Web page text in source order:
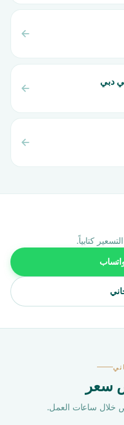
دبي
كتابياً.
سعر
ساعات العمل.